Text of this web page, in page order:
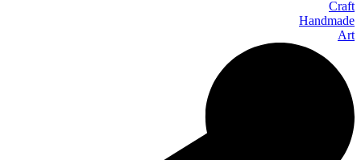
Craft
Handmade
Art